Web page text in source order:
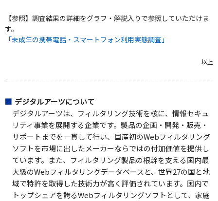
【参照】調査結果の詳細をグラフ・解説入りで参照していただけま
す。
「未成年の携帯電話・スマートフォン利用実態調査」
以上
デジタルアーツについて
デジタルアーツは、フィルタリング技術を核に、情報セキュ
リティ事業を展開する企業です。製品の企画・開発・販売・
サポートまでを一貫して行い、国産初のWebフィルタリング
ソフトを市場に出したメーカーならではの付加価値を提供し
ています。また、フィルタリング製品の根幹を支える国内最
大級のWebフィルタリングデータベースと、世界27の国と地
域で特許を取得した技術力が高く評価されています。国内で
トップシェアを誇るWebフィルタリングソフトとして、家庭